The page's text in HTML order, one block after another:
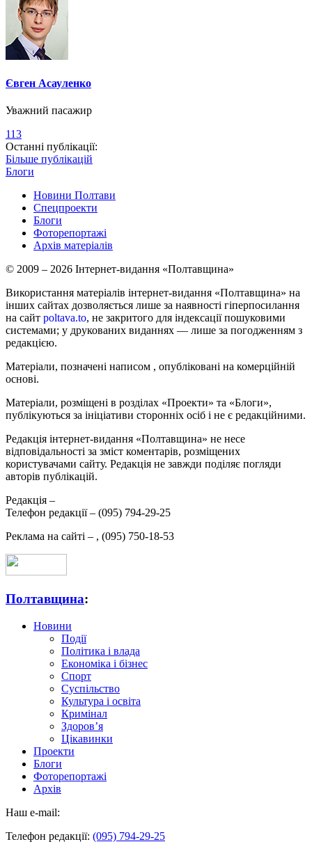
Євген Асауленко
Уважний пасажир
113
Останні публікації:
Більше публікацій
Блоги
Новини Полтави
Спецпроекти
Блоги
Фоторепортажі
Архів матеріалів
© 2009 – 2026 Інтернет-видання «Полтавщина»
Використання матеріалів інтернет-видання «Полтавщина» на
інших сайтах дозволяється лише за наявності гіперпосилання
на сайт poltava.to, не закритого для індексації пошуковими
системами; у друкованих виданнях — лише за погодженням з
редакцією.
Матеріали, позначені написом , опубліковані на комерційній
основі.
Матеріали, розміщені в розділах «Проекти» та «Блоги»,
публікуються за ініціативи сторонніх осіб і не є редакційними.
Редакція інтернет-видання «Полтавщина» не несе
відповідальності за зміст коментарів, розміщених
користувачами сайту. Редакція не завжди поділяє погляди
авторів публікацій.
Редакція –
Телефон редакції – (095) 794-29-25
Реклама на сайті – , (095) 750-18-53
Полтавщина:
Новини
Події
Політика і влада
Економіка і бізнес
Спорт
Суспільство
Культура і освіта
Кримінал
Здоров’я
Цікавинки
Проекти
Блоги
Фоторепортажі
Архів
Наш e-mail:
Телефон редакції: (095) 794-29-25